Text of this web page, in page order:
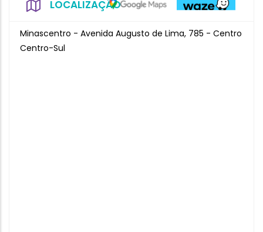
LOCALIZAÇÃO
Minascentro - Avenida Augusto de Lima, 785 - Centro
Centro-Sul